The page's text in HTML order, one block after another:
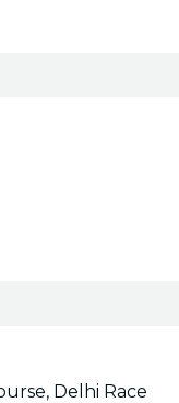
Delhi Race